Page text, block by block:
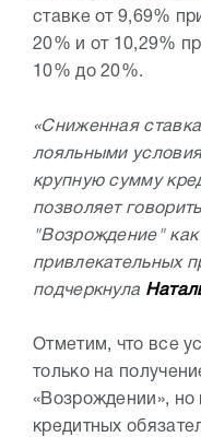
ставке от 9,69%
20% и от 10,29%
10% до 20%.
«Сниженная
лояльными
крупную сумму
позволяет
"Возрождение"
привлекательных
подчеркнула
Отметим, что все
только на
«Возрождении»,
кредитных